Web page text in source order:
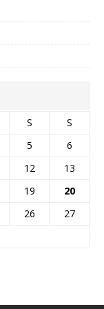
S
S
5
6
12
13
19
20
26
27